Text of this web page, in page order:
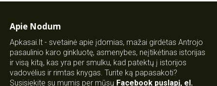
Apie Nodum
Apkasai.lt - svetainė apie įdomias, mažai girdėtas Antrojo
pasaulinio karo ginkluotę, asmenybes, neįtikėtinas istorijas
ir visą kitą, kas yra per smulku, kad patektų į istorijos
vadovėlius ir rimtas knygas. Turite ką papasakoti?
Susisiekite su mumis per mūsų Facebook puslapį, el.